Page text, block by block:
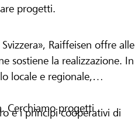
progetti.
Raiffeisen offre alle
sostiene la realizzazione. In
locale e regionale,
Cerchiamo progetti
e i principi cooperativi di